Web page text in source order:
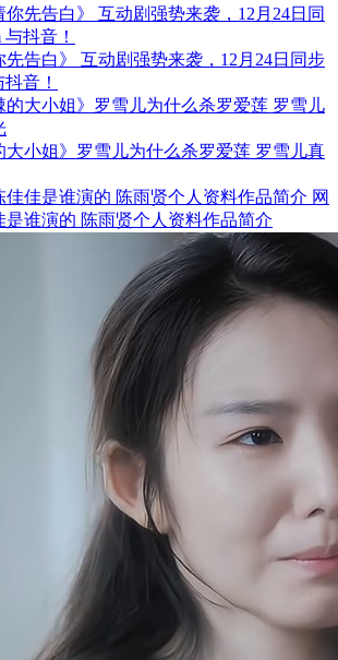
先告白》 互动剧强势来袭，12月24日同步
抖音！
大小姐》罗雪儿为什么杀罗爱莲 罗雪儿真
网
是谁演的 陈雨贤个人资料作品简介